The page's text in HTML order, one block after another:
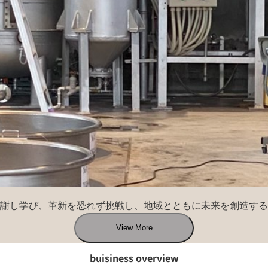
CONCEPT
し学び、革新を恐れず挑戦し、地域とともに未来を創造す
View More
buisiness overview